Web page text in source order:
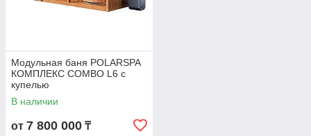
Модульная баня POLARSPA
КОМПЛЕКС COMBO L6 с
купелью
В наличии
от 7 800 000 ₸